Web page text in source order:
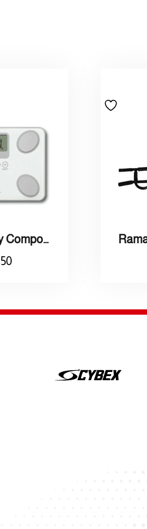
Tanita / Body Composition Monitor White / تانيتا / جهاز مراقبة تكوين الجسم ابيض